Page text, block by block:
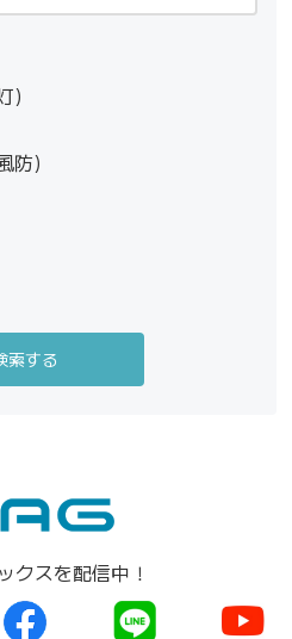
)
防)
クスを配信中！